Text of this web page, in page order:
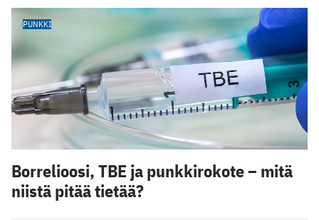
PUNKKI
Borrelioosi, TBE ja punkkirokote – mitä
niistä pitää tietää?